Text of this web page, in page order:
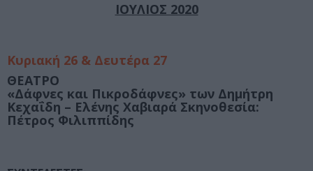
ΙΟΥΛΙΟΣ 2020
Κυριακή 26 & Δευτέρα 27
ΘΕΑΤΡΟ
«Δάφνες και Πικροδάφνες» των Δημήτρη
Κεχαΐδη – Ελένης Χαβιαρά Σκηνοθεσία:
Πέτρος Φιλιππίδης